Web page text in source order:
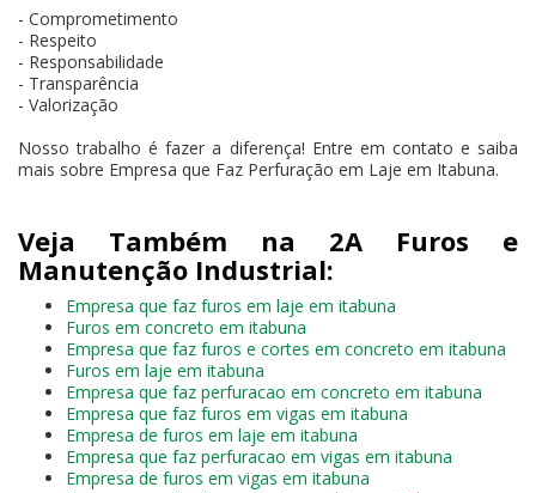
- Comprometimento
- Respeito
- Responsabilidade
- Transparência
- Valorização
Nosso trabalho é fazer a diferença! Entre em contato e saiba
mais sobre Empresa que Faz Perfuração em Laje em Itabuna.
Veja Também na 2A Furos e
Manutenção Industrial:
Empresa que faz furos em laje em itabuna
Furos em concreto em itabuna
Empresa que faz furos e cortes em concreto em itabuna
Furos em laje em itabuna
Empresa que faz perfuracao em concreto em itabuna
Empresa que faz furos em vigas em itabuna
Empresa de furos em laje em itabuna
Empresa que faz perfuracao em vigas em itabuna
Empresa de furos em vigas em itabuna